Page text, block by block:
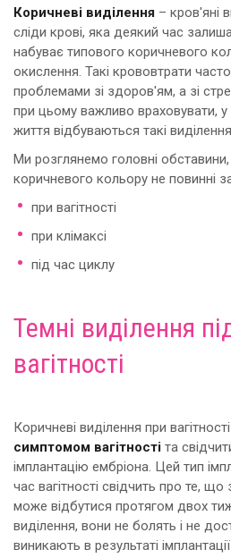
Коричневі виділення – кров'яні
сліди крові, яка деякий час
набуває типового коричневого
окислення. Такі крововтрати
проблемами зі здоров'ям, а зі
при цьому важливо враховувати,
життя відбуваються такі
Ми розглянемо головні
коричневого кольору не повинні
при вагітності
при клімаксі
під час циклу
Темні виділення
вагітності
Коричневі виділення при
симптомом вагітності та
імплантацію ембріона. Цей тип
час вагітності свідчить про те,
може відбутися протягом двох
виділення, вони не болять і не
виникають в результаті